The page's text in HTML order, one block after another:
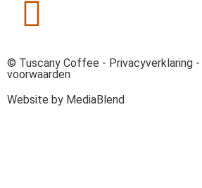
© Tuscany Coffee - Privacyverklaring -
voorwaarden
Website by MediaBlend